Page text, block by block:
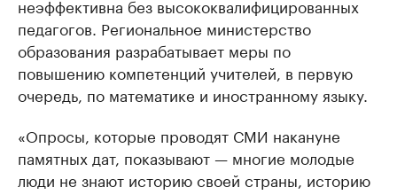
неэффективна без высококвалифицированных
педагогов. Региональное министерство
образования разрабатывает меры по
повышению компетенций учителей, в первую
очередь, по математике и иностранному языку.
«Опросы, которые проводят СМИ накануне
памятных дат, показывают — многие молодые
люди не знают историю своей страны, историю